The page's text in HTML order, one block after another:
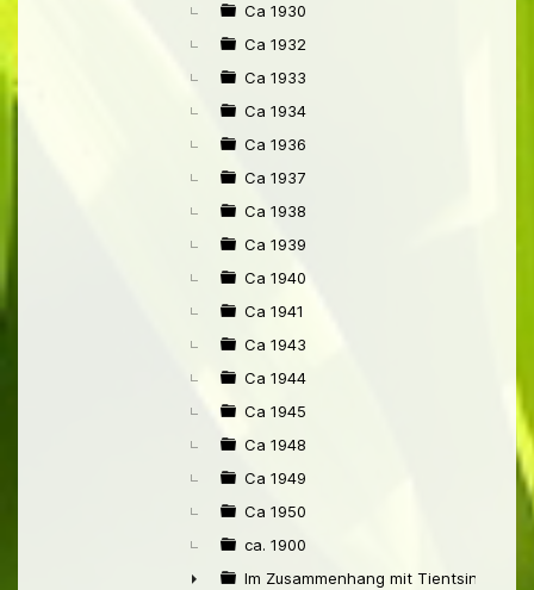
Ca 1930
Ca 1932
Ca 1933
Ca 1934
Ca 1936
Ca 1937
Ca 1938
Ca 1939
Ca 1940
Ca 1941
Ca 1943
Ca 1944
Ca 1945
Ca 1948
Ca 1949
Ca 1950
ca. 1900
Im Zusammenhang mit Tientsin